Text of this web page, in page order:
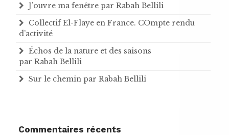
J’ouvre ma fenêtre par Rabah Bellili
Collectif El-Flaye en France. COmpte rendu
d’activité
Échos de la nature et des saisons
par Rabah Bellili
Sur le chemin par Rabah Bellili
Commentaires récents